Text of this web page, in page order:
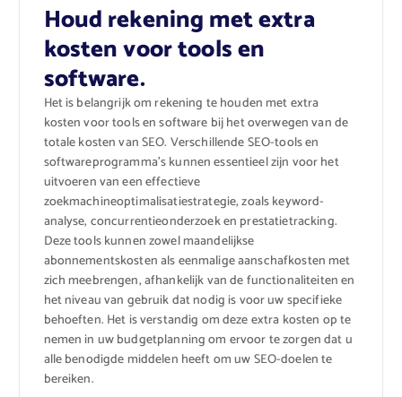
Houd rekening met extra
kosten voor tools en
software.
Het is belangrijk om rekening te houden met extra
kosten voor tools en software bij het overwegen van de
totale kosten van SEO. Verschillende SEO-tools en
softwareprogramma’s kunnen essentieel zijn voor het
uitvoeren van een effectieve
zoekmachineoptimalisatiestrategie, zoals keyword-
analyse, concurrentieonderzoek en prestatietracking.
Deze tools kunnen zowel maandelijkse
abonnementskosten als eenmalige aanschafkosten met
zich meebrengen, afhankelijk van de functionaliteiten en
het niveau van gebruik dat nodig is voor uw specifieke
behoeften. Het is verstandig om deze extra kosten op te
nemen in uw budgetplanning om ervoor te zorgen dat u
alle benodigde middelen heeft om uw SEO-doelen te
bereiken.